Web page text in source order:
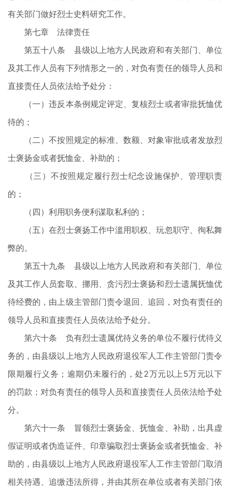
有关部门做好烈士史料研究工作。
第七章 法律责任
第五十八条 县级以上地方人民政府和有关部门、单位
及其工作人员有下列情形之一的，对负有责任的领导人员和
直接责任人员依法给予处分：
（一）违反本条例规定评定、复核烈士或者审批抚恤优
待的；
（二）不按照规定的标准、数额、对象审批或者发放烈
士褒扬金或者抚恤金、补助的；
（三）不按照规定履行烈士纪念设施保护、管理职责
的；
（四）利用职务便利谋取私利的；
（五）在烈士褒扬工作中滥用职权、玩忽职守、徇私舞
弊的。
第五十九条 县级以上地方人民政府和有关部门、单位
及其工作人员套取、挪用、贪污烈士褒扬和烈士遗属抚恤优
待经费的，由上级主管部门责令退回、追回，对负有责任的
领导人员和直接责任人员依法给予处分。
第六十条 负有烈士遗属优待义务的单位不履行优待义
务的，由县级以上地方人民政府退役军人工作主管部门责令
限期履行义务；逾期仍未履行的，处2万元以上5万元以下
的罚款；对负有责任的领导人员和直接责任人员依法给予处
分。
第六十一条 冒领烈士褒扬金、抚恤金、补助，出具虚
假证明或者伪造证件、印章骗取烈士褒扬金或者抚恤金、补
助的，由县级以上地方人民政府退役军人工作主管部门取消
相关待遇、追缴违法所得，并由其所在单位或者有关部门依